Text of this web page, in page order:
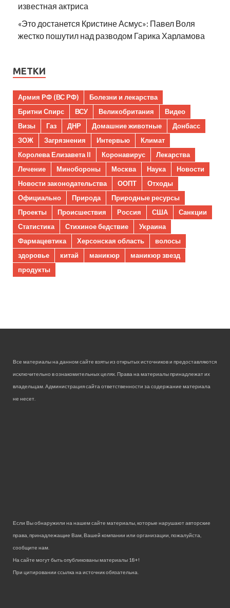
известная актриса
«Это достанется Кристине Асмус»: Павел Воля
жестко пошутил над разводом Гарика Харламова
МЕТКИ
Армия РФ (ВС РФ)
Болезни и лекарства
Бритни Спирс
ВСУ Великобритания
Видео
Визы
Газ ДНР Домашние животные
Донбасс
ЗОЖ
Загрязнения Интервью
Климат
Королева Елизавета II
Коронавирус
Лекарства
Лечение
Минобороны Москва Наука
Новости
Новости законодательства
ООПТ
Отходы
Официально
Природа
Природные ресурсы
Проекты
Происшествия Россия США
Санкции
Статистика
Стихиное бедствие
Украина
Фармацевтика
Херсонская область
волосы
здоровье
китай маникюр
маникюр звезд
продукты
Все материалы на данном сайте взяты из открытых источников и предоставляются
исключительно в ознакомительных целях. Права на материалы принадлежат их
владельцам. Администрация сайта ответственности за содержание материала
не несет.
Если Вы обнаружили на нашем сайте материалы, которые нарушают авторские
права, принадлежащие Вам, Вашей компании или организации, пожалуйста,
сообщите нам.
На сайте могут быть опубликованы материалы 18+!
При цитировании ссылка на источник обязательна.